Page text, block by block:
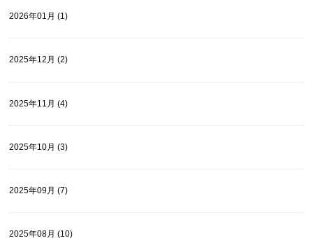
2026年01月 (1)
2025年12月 (2)
2025年11月 (4)
2025年10月 (3)
2025年09月 (7)
2025年08月 (10)